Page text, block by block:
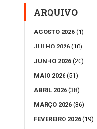
ARQUIVO
AGOSTO 2026 (1)
JULHO 2026 (10)
JUNHO 2026 (20)
MAIO 2026 (51)
ABRIL 2026 (38)
MARÇO 2026 (36)
FEVEREIRO 2026 (19)